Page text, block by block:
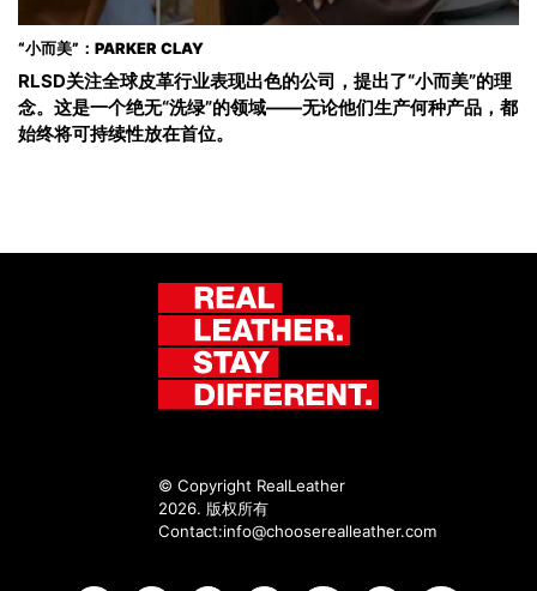
“小而美”：PARKER CLAY
RLSD关注全球皮革行业表现出色的公司，提出了“小而美”的理
念。这是一个绝无“洗绿”的领域——无论他们生产何种产品，都
始终将可持续性放在首位。
© Copyright RealLeather
2026. 版权所有
Contact:info@chooserealleather.com